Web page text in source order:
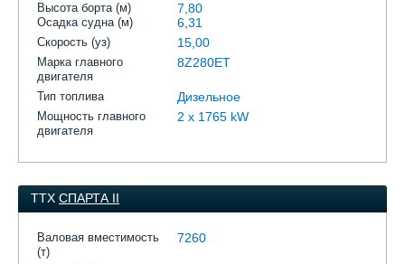
Высота борта (м) 7,80
Осадка судна (м) 6,31
Скорость (уз) 15,00
Марка главного
двигателя
8Z280ET
Тип топлива Дизельное
Мощность главного
двигателя
2 x 1765 kW
ТТХ СПАРТА II
Валовая вместимость
(т)
7260